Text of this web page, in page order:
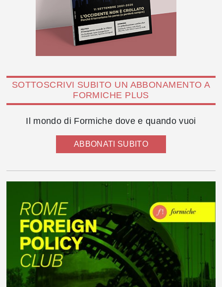
SOTTOSCRIVI SUBITO UN ABBONAMENTO A
FORMICHE PLUS
Il mondo di Formiche dove e quando vuoi
ABBONATI SUBITO